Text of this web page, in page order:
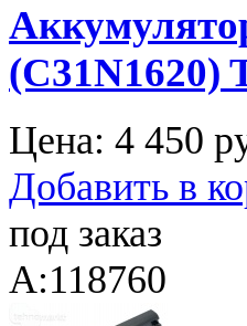
(C31N1620)
Цена: 4 450
Добавить в
под заказ
A:118760